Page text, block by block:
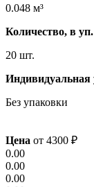
0.048 м³
Количество, в уп.
20 шт.
Индивидуальная
Без упаковки
Цена от 4300 ₽
0.00
0.00
0.00